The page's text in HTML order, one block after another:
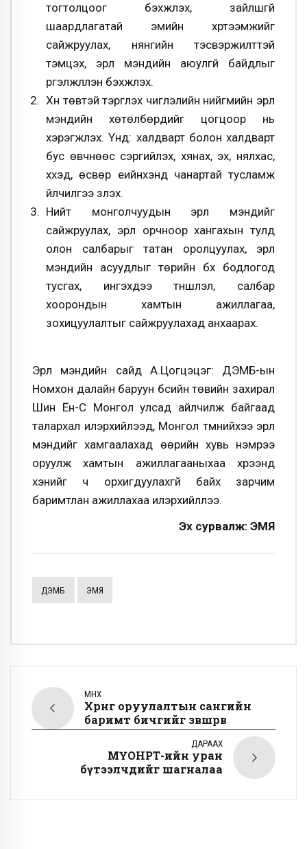
тогтолцоог бэхжүүлэх, зайлшгүй
шаардлагатай эмийн хүртээмжийг
сайжруулах, нянгийн тэсвэржилттэй
тэмцэх, эрүүл мэндийн аюулгүй байдлыг
үргэлжлүүлэн бэхжүүлэх.
Хүн төвтэй тэргүүлэх чиглэлийн нийгмийн эрүүл
мэндийн хөтөлбөрүүдийг цогцоор нь
хэрэгжүүлэх. Үүнд: халдварт болон халдварт
бус өвчнөөс сэргийлэх, хянах, эх, нялхас,
хүүхэд, өсвөр үеийнхэнд чанартай тусламж
үйлчилгээ үзүүлэх.
Нийт монголчуудын эрүүл мэндийг
сайжруулах, эрүүл орчноор хангахын тулд
олон салбарыг татан оролцуулах, эрүүл
мэндийн асуудлыг төрийн бүх бодлогод
тусгах, ингэхдээ түншлэл, салбар
хоорондын хамтын ажиллагаа,
зохицуулалтыг сайжруулахад анхаарах.
Эрүүл мэндийн сайд А.Цогцэцэг: ДЭМБ-ын
Номхон далайн баруун бүсийн төвийн захирал
Шин Ён-Сү Монгол улсад айлчилж байгаад
талархал илэрхийлээд, Монгол түмнийхээ эрүүл
мэндийг хамгаалахад өөрийн хувь нэмрээ
оруулж хамтын ажиллагааныхаа хүрээнд
хэнийг ч орхигдуулахгүй байх зарчим
баримтлан ажиллахаа илэрхийллээ.
Эх сурвалж: ЭМЯ
ДЭМБ ЭМЯ
ӨМНӨХ
Хөрөнгө оруулалтын сангийн
баримт бичгийг зөвшөөрөв
ДАРААХ
МҮОНРТ-ийн уран
бүтээлчдийг шагналаа